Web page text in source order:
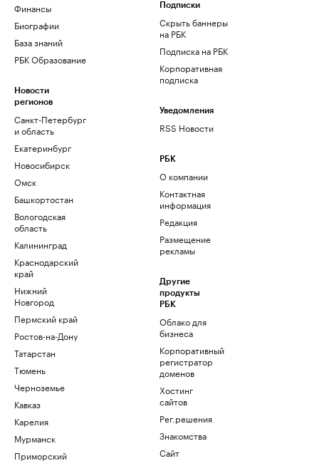
Финансы
Биографии
База знаний
РБК Образование
Новости
регионов
Санкт-Петербург
и область
Екатеринбург
Новосибирск
Омск
Башкортостан
Вологодская
область
Калининград
Краснодарский
край
Нижний
Новгород
Пермский край
Ростов-на-Дону
Татарстан
Тюмень
Черноземье
Кавказ
Карелия
Мурманск
Приморский
Подписки
Скрыть баннеры
на РБК
Подписка на РБК
Корпоративная
подписка
Уведомления
RSS Новости
РБК
О компании
Контактная
информация
Редакция
Размещение
рекламы
Другие
продукты
РБК
Облако для
бизнеса
Корпоративный
регистратор
доменов
Хостинг
сайтов
Рег.решения
Знакомства
Сайт